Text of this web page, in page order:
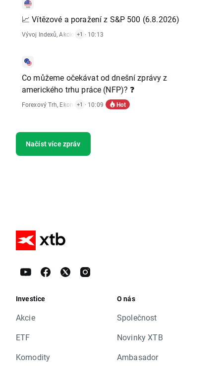
📈 Vítězové a poražení z S&P 500 (6.8.2026)
Vývoj Indexů,Akciový Trh
+1 · 10:13
Co můžeme očekávat od dnešní zprávy z
amerického trhu práce (NFP)? ❓
Forexový Trh, Ekonomické Reporty
+1 · 10:09 Hot
Načíst více zpráv
Investice
Akcie
ETF
Komodity
O nás
Společnost
Novinky XTB
Ambasador